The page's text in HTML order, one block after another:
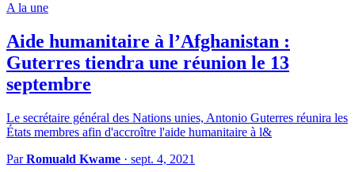
A la une
Aide humanitaire à l’Afghanistan :
Guterres tiendra une réunion le 13
septembre
Le secrétaire général des Nations unies, Antonio Guterres réunira les
États membres afin d'accroître l'aide humanitaire à l&
ParRomuald Kwame · sept. 4, 2021